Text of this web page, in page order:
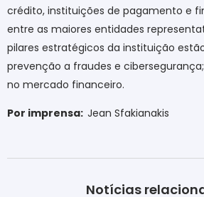
crédito, instituições de pagamento e
entre as maiores entidades
pilares estratégicos da instituição
prevenção a fraudes e
no mercado financeiro.
Por imprensa: Jean Sfakianakis
Notícias